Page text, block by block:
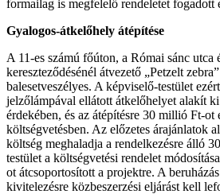
formailag is megfelelő rendeletet fogadott
Gyalogos-átkelőhely átépítése
A 11-es számú főúton, a Római sánc utca
kereszteződésénél átvezető „Petzelt
balesetveszélyes. A képviselő-testület
jelzőlámpával ellátott átkelőhelyet alakít
érdekében, és az átépítésre 30 millió Ft-
költségvetésben. Az előzetes árajánlatok
költség meghaladja a rendelkezésre álló
testület a költségvetési rendelet
ot átcsoportosított a projektre. A
kivitelezésre közbeszerzési eljárást kell